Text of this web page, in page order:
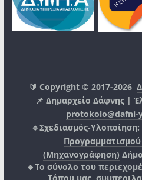
🔰 Copyright © 2017-2026
📌 Δημαρχείο Δάφνης |
🔹Σχεδιασμός-Υλοποίηση:
(Μηχανογράφηση)
🔸Το σύνολο του